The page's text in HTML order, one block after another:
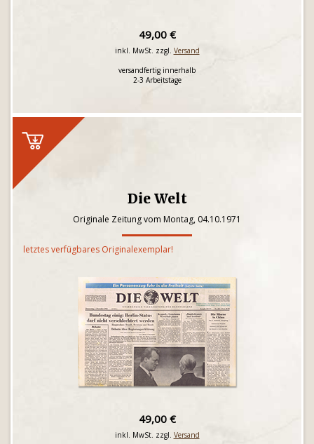
49,00 €
inkl. MwSt. zzgl. Versand
versandfertig innerhalb
2-3 Arbeitstage
Die Welt
Originale Zeitung vom Montag, 04.10.1971
letztes verfügbares Originalexemplar!
49,00 €
inkl. MwSt. zzgl. Versand